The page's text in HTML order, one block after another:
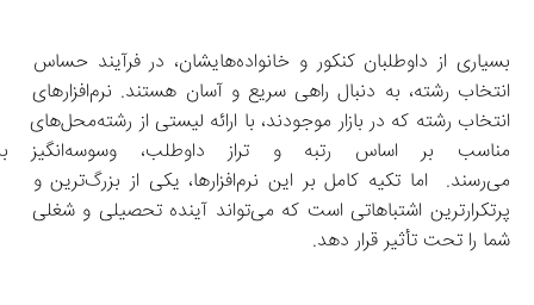
بسیاری از داوطلبان کنکور و خانواده‌هایشان، در فرآیند حساس
انتخاب رشته، به دنبال راهی سریع و آسان هستند. نرم‌افزارهای
انتخاب رشته که در بازار موجودند، با ارائه لیستی از رشته‌محل‌های
مناسب بر اساس رتبه و
می‌رسند.  اما تکیه کامل بر این نرم‌افزارها، یکی از بزرگ‌ترین و
پرتکرارترین اشتباهاتی است که می‌تواند آینده تحصیلی و شغلی
شما را تحت تأثیر قرار دهد.